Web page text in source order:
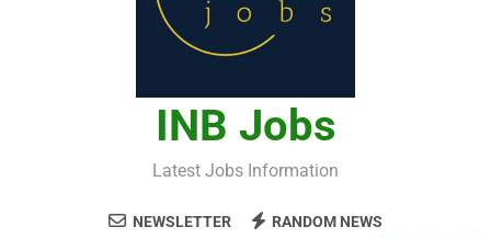
INB Jobs
Latest Jobs Information
NEWSLETTER RANDOM NEWS